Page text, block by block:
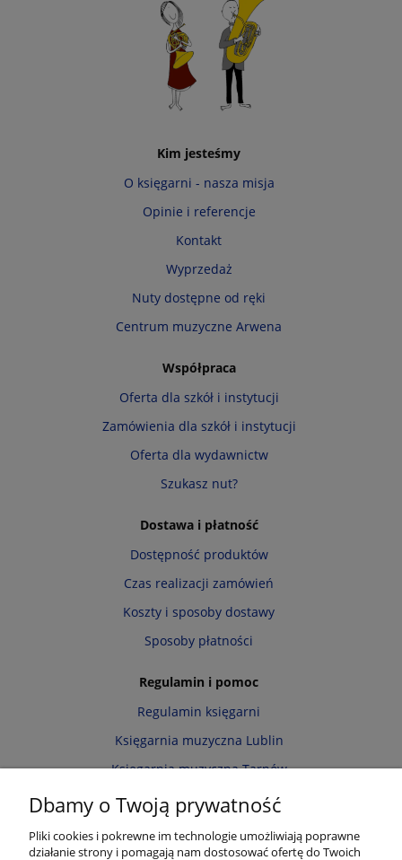
Kim jesteśmy
O księgarni - nasza misja
Opinie i referencje
Kontakt
Wyprzedaż
Nuty dostępne od ręki
Centrum muzyczne Arwena
Współpraca
Oferta dla szkół i instytucji
Zamówienia dla szkół i instytucji
Oferta dla wydawnictw
Szukasz nut?
Dostawa i płatność
Dostępność produktów
Czas realizacji zamówień
Koszty i sposoby dostawy
Sposoby płatności
Regulamin i pomoc
Regulamin księgarni
Księgarnia muzyczna Lublin
Księgarnia muzyczna Tarnów
Informacja o cookies
Zwroty i reklamacje
Dbamy o Twoją prywatność
Pliki cookies i pokrewne im technologie umożliwiają poprawne
działanie strony i pomagają nam dostosować ofertę do Twoich